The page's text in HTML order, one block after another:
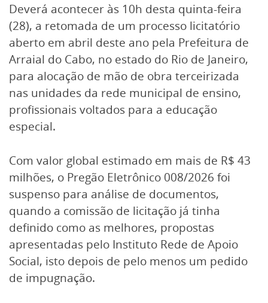
Deverá acontecer às 10h desta quinta-feira
(28), a retomada de um processo licitatório
aberto em abril deste ano pela Prefeitura de
Arraial do Cabo, no estado do Rio de Janeiro,
para alocação de mão de obra terceirizada
nas unidades da rede municipal de ensino,
profissionais voltados para a educação
especial.
Com valor global estimado em mais de R$ 43
milhões, o Pregão Eletrônico 008/2026 foi
suspenso para análise de documentos,
quando a comissão de licitação já tinha
definido como as melhores, propostas
apresentadas pelo Instituto Rede de Apoio
Social, isto depois de pelo menos um pedido
de impugnação.